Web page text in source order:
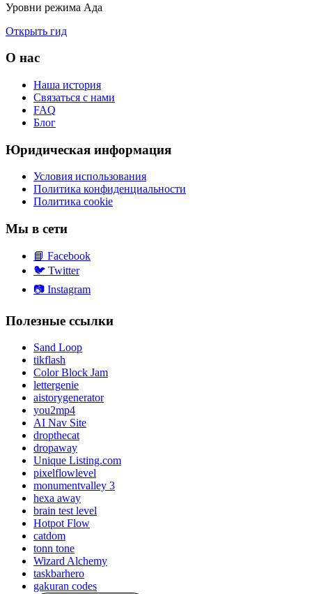
Уровни режима Ада
Открыть гид
О нас
Наша история
Связаться с нами
FAQ
Блог
Юридическая информация
Условия использования
Политика конфиденциальности
Политика cookie
Мы в сети
📘 Facebook
🐦 Twitter
📷 Instagram
Полезные ссылки
Sand Loop
tikflash
Color Block Jam
lettergenie
aistorygenerator
you2mp4
AI Nav Site
dropthecat
dropaway
Unique Listing.com
pixelflowlevel
monumentvalley 3
hexa away
brain test level
Hotpot Flow
catdom
tonn tone
Wizard Alchemy
taskbarhero
gakuran codes